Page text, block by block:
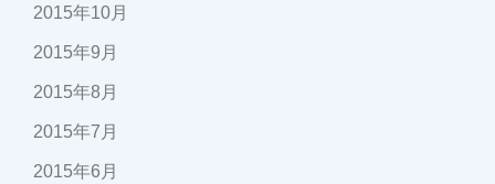
2015年10月
2015年9月
2015年8月
2015年7月
2015年6月